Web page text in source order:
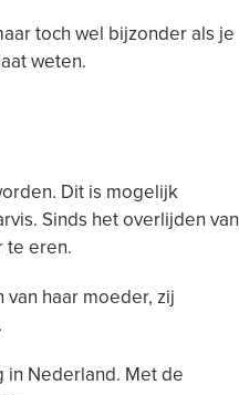
toch wel bijzonder als je
weten.
Dit is mogelijk
Sinds het overlijden van
te eren.
haar moeder, zij
in Nederland. Met de